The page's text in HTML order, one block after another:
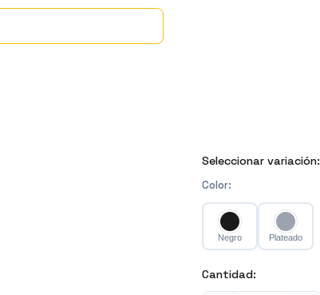
Seleccionar variación:
Color:
Negro Plateado
Cantidad: